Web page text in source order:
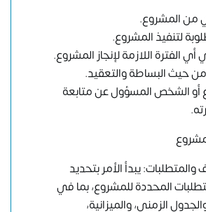
من المشروع.
لتنفيذ المشروع.
أي الفترة اللازمة لإنجاز المشروع.
حيث البساطة والتعقيد.
أو الشخص المسؤول عن متابعة
والمتطلبات: يبدأ الأمر بتحديد
المحددة للمشروع، بما في
الزمني، والميزانية،